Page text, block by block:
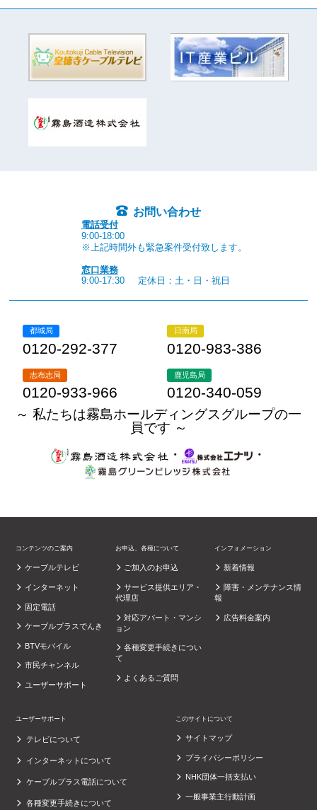
お問い合わせ
電話受付
9:00-18:00
※上記時間外も緊急案件受付致します。
窓口業務
9:00-17:30
定休日：土・日・祝日
都城局
0120-292-377
日南局
0120-983-386
志布志局
0120-933-966
鹿児島局
0120-340-059
～ 私たちは霧島ホールディングスグループの一
員です ～
・
・
コンテンツのご案内
ケーブルテレビ
インターネット
固定電話
ケーブルプラスでんき
BTVモバイル
市民チャンネル
ユーザーサポート
お申込、各種について
ご加入のお申込
サービス提供エリア・
代理店
対応アパート・マンシ
ョン
各種変更手続きについ
て
よくあるご質問
インフォメーション
新着情報
障害・メンテナンス情
報
広告料金案内
ユーザーサポート
テレビについて
インターネットについて
ケーブルプラス電話について
各種変更手続きについて
このサイトについて
サイトマップ
プライバシーポリシー
NHK団体一括支払い
一般事業主行動計画